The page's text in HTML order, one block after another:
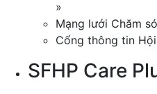
»
Mạng lưới Chăm
Cổng thông tin
SFHP Care